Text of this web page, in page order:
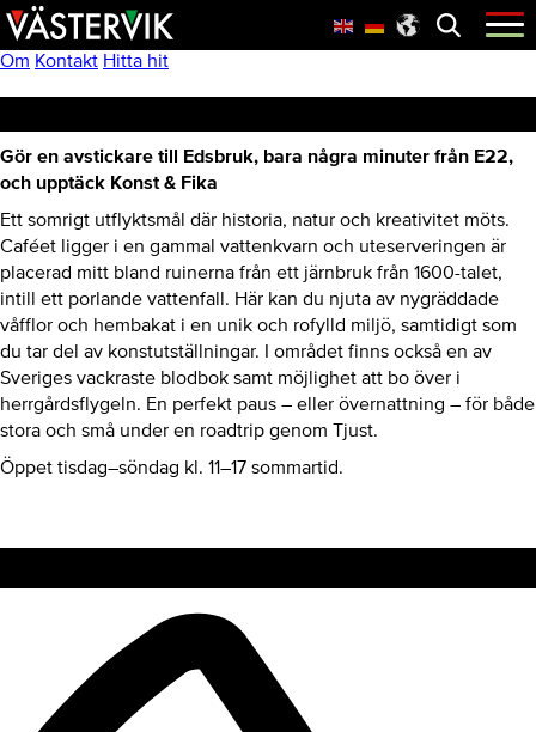
Hoppa
till
huvudnavigering
Skip
to
main
Hoppa
till
sidfot
Öppna
menyn
Om Kontakt Hitta hit
Gör en avstickare till Edsbruk, bara några minuter från E22,
och upptäck Konst & Fika
Ett somrigt utflyktsmål där historia, natur och kreativitet möts.
Caféet ligger i en gammal vattenkvarn och uteserveringen är
placerad mitt bland ruinerna från ett järnbruk från 1600-talet,
intill ett porlande vattenfall. Här kan du njuta av nygräddade
våfflor och hembakat i en unik och rofylld miljö, samtidigt som
du tar del av konstutställningar. I området finns också en av
Sveriges vackraste blodbok samt möjlighet att bo över i
herrgårdsflygeln. En perfekt paus – eller övernattning – för både
stora och små under en roadtrip genom Tjust.
Öppet tisdag–söndag kl. 11–17 sommartid.